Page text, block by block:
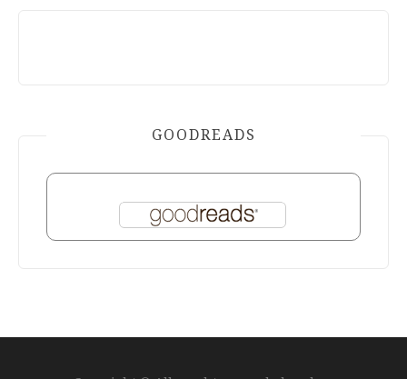
GOODREADS